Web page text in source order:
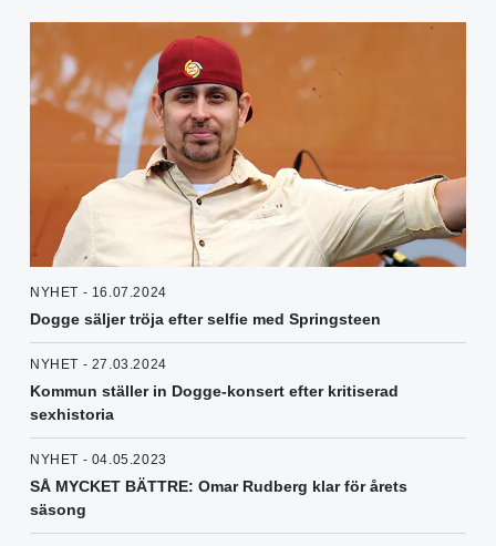
NYHET - 16.07.2024
Dogge säljer tröja efter selfie med Springsteen
NYHET - 27.03.2024
Kommun ställer in Dogge-konsert efter kritiserad
sexhistoria
NYHET - 04.05.2023
SÅ MYCKET BÄTTRE: Omar Rudberg klar för årets
säsong